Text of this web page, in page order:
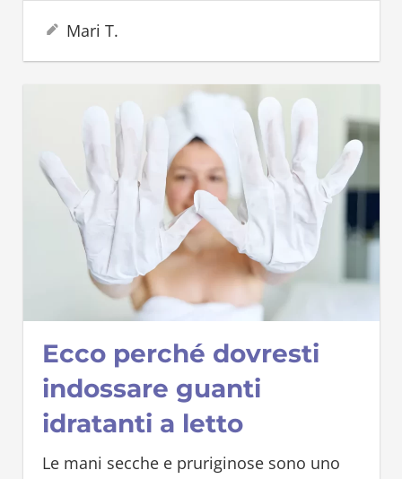
5 Dicembre 2022
Mari T.
Ecco perché dovresti
indossare guanti
idratanti a letto
Le mani secche e pruriginose sono uno